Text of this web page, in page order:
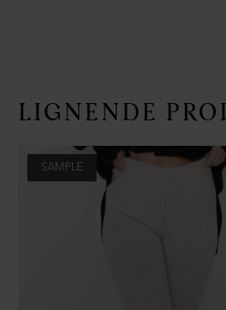
LIGNENDE
SAMPLE